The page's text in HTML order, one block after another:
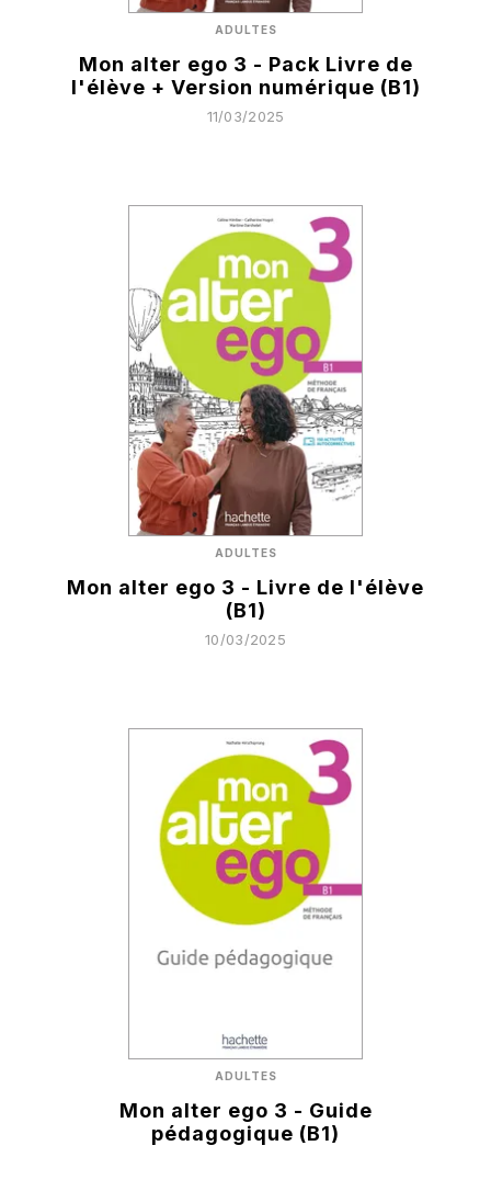
ADULTES
Mon alter ego 3 - Pack Livre de
l'élève + Version numérique (B1)
11/03/2025
ADULTES
Mon alter ego 3 - Livre de l'élève
(B1)
10/03/2025
ADULTES
Mon alter ego 3 - Guide
pédagogique (B1)